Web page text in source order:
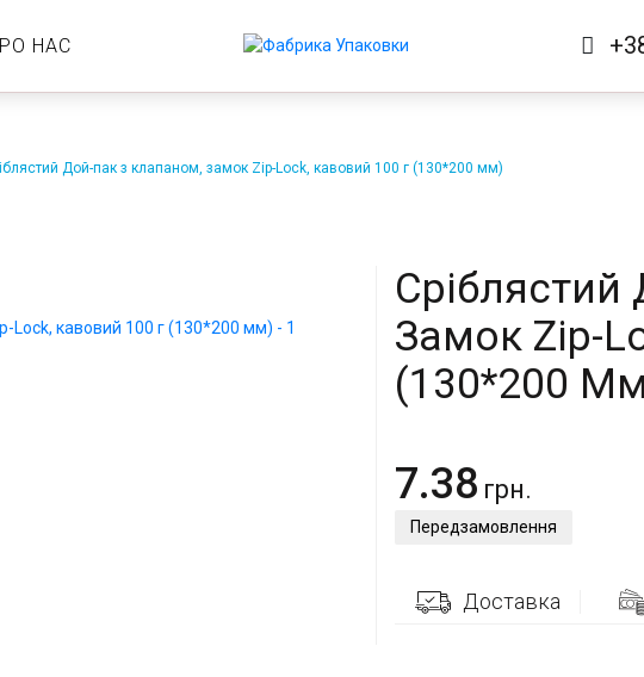
НАС
Дой-пак з клапаном, замок Zip-Lock, кавовий 100 г (130*200 мм)
Замок Zip-
(130*200
7.38 грн.
Передзамовлення
Доставка